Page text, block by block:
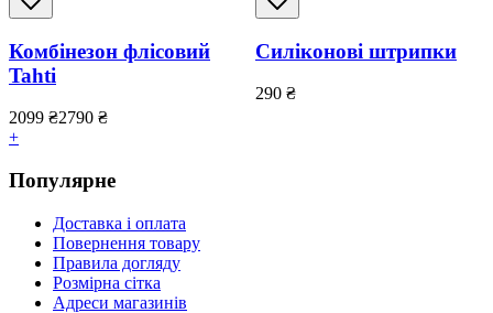
Комбінезон флісовий
Tahti
2099 ₴2790 ₴
+
Силіконові штрипки
290 ₴
Популярне
Доставка і оплата
Повернення товару
Правила догляду
Розмірна сітка
Адреси магазинів